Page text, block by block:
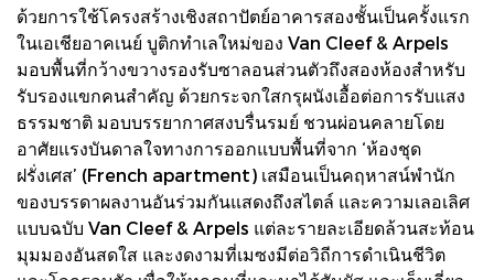
ด้วยการใช้โครงสร้างเชิงสถาปัตย์อาคารสองชั้นเป็นครั้งแรก
ในเอเชียอาคเนย์ บูติกทำเลใหม่ของ Van Cleef & Arpels
มอบพื้นที่กว้างขวางรองรับซาลอนส่วนตัวถึงสองห้องสำหรับ
รับรองแขกคนสำคัญ ด้วยกระจกใสกรุผนังเอื้อต่อการรับแสง
ธรรมชาติ มอบบรรยากาศสงบรื่นรมย์ ชวนผ่อนคลายโดย
อาศัยแรงบันดาลใจทางการออกแบบพื้นที่จาก ‘ห้องชุด
ฝรั่งเศส’ (French apartment) เสมือนเป็นคฤหาสน์พำนัก
ของบรรดาผลงานอันร่วมกันแสดงถึงสไตล์ และความเลอเลิศ
แบบฉบับ Van Cleef & Arpels แต่ละรายละเอียดล้วนสะท้อน
มุมมองอันสดใส และงดงามที่เมซงมีต่อวิถีการดำเนินชีวิต